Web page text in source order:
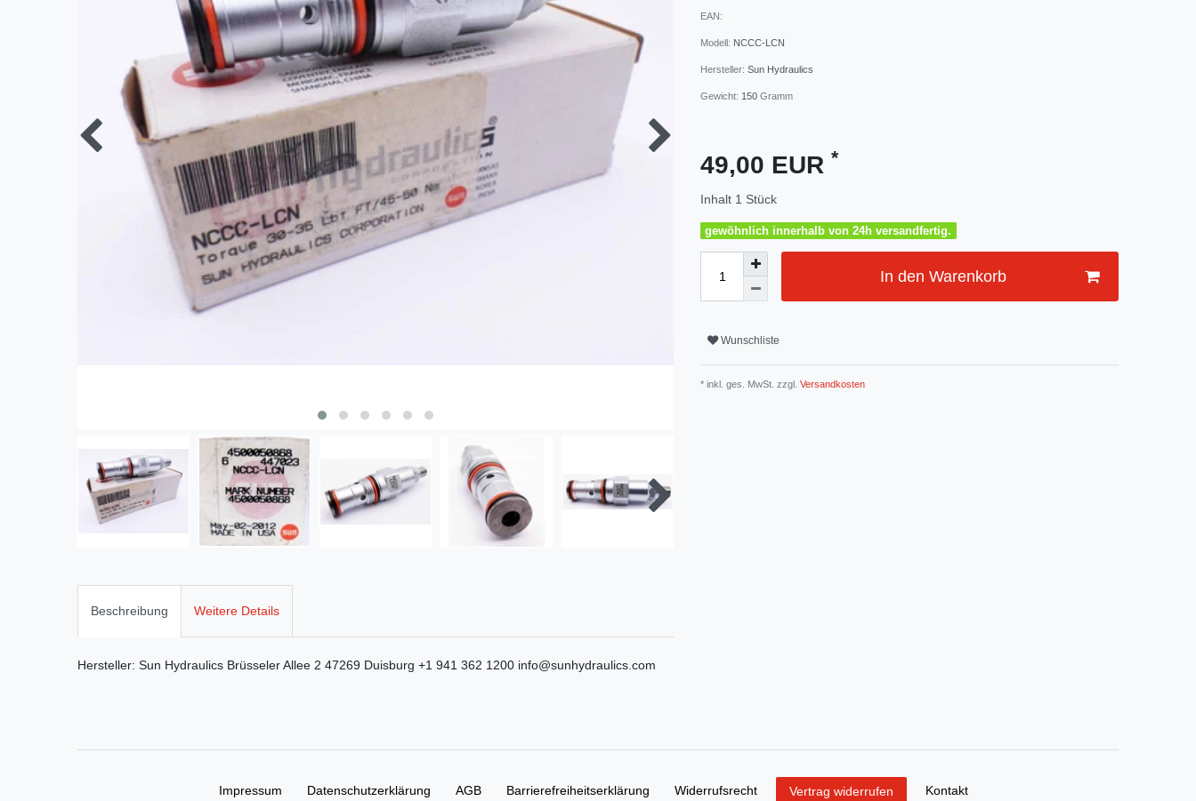
Beschreibung Weitere Details
Hersteller: Sun Hydraulics Brüsseler Allee 2 47269 Duisburg +1 941 362 1200 info@sunhydraulics.com
EAN:
Modell: NCCC-LCN
Hersteller: Sun Hydraulics
Gewicht: 150 Gramm
49,00 EUR *
Inhalt 1 Stück
gewöhnlich innerhalb von 24h versandfertig.
In den Warenkorb
Wunschliste
* inkl. ges. MwSt. zzgl. Versandkosten
Impressum Daten­schutz­erklärung AGB Barrierefreiheitserklärung Widerrufs­recht Vertrag widerrufen Kontakt